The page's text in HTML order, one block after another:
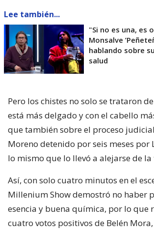
Lee también...
"Si no es una, es
Monsalve
hablando sobre
salud
Pero los chistes no solo se trataron
está más delgado y con el cabello
que también sobre el proceso
Moreno detenido por seis meses por
lo mismo que lo llevó a alejarse de la
Así, con solo cuatro minutos en el
Millenium Show demostró no haber
esencia y buena química, por lo que
cuatro votos positivos de Belén Mora,